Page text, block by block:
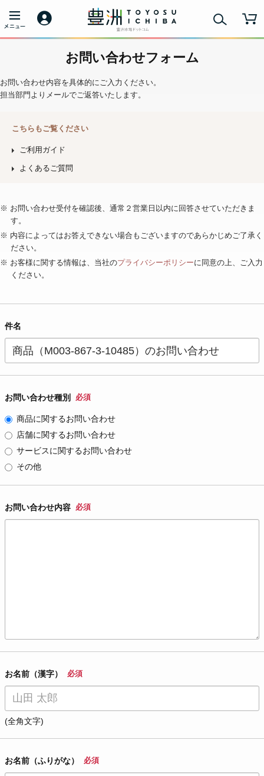
お問い合わせフォーム
お問い合わせ内容を具体的にご入力ください。
担当部門よりメールでご返答いたします。
こちらもご覧ください
ご利用ガイド
よくあるご質問
※ お問い合わせ受付を確認後、通常２営業日以内に回答させていただきま
す。
※ 内容によってはお答えできない場合もございますのであらかじめご了承く
ださい。
※ お客様に関する情報は、当社のプライバシーポリシーに同意の上、ご入力
ください。
件名
お問い合わせ種別 必須
商品に関するお問い合わせ
店舗に関するお問い合わせ
サービスに関するお問い合わせ
その他
お問い合わせ内容 必須
お名前（漢字） 必須
(全角文字)
お名前（ふりがな） 必須